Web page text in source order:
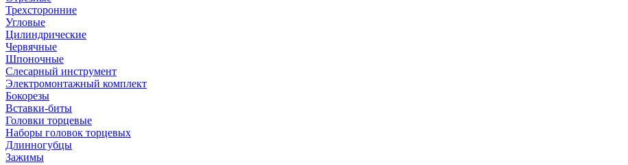
Трехсторонние
Угловые
Цилиндрические
Червячные
Шпоночные
Слесарный инструмент
Электромонтажный комплект
Бокорезы
Вставки-биты
Головки торцевые
Наборы головок торцевых
Длинногубцы
Зажимы